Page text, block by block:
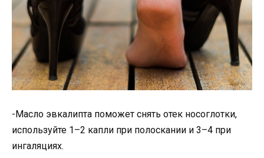
-Масло эвкалипта поможет снять отек носоглотки,
используйте 1–2 капли при полоскании и 3–4 при
ингаляциях.